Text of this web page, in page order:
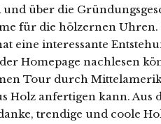
und über die
für die hölzernen Uhren.
eine interessante
Homepage nachlesen
Tour durch
Holz anfertigen kann.
trendige und coole